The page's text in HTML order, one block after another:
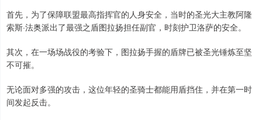
首先，为了保障联盟最高指挥官的人身安全，当时的圣光大主教阿隆
索斯·法奥派出了最强之盾图拉扬担任副官，时刻护卫洛萨的安全。
其次，在一场场战役的考验下，图拉扬手握的盾牌已被圣光锤炼至坚
不可摧。
无论面对多强的攻击，这位年轻的圣骑士都能用盾挡住，并在第一时
间发起反击。